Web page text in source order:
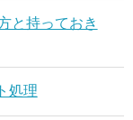
と持っておき
処理